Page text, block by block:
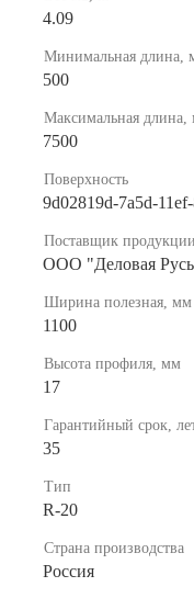
4.09
Минимальная длина,
500
Максимальная длина,
7500
Поверхность
9d02819d-7a5d-
Поставщик продукции
ООО "Деловая
Ширина полезная, мм
1100
Высота профиля, мм
17
Гарантийный срок,
35
Тип
R-20
Страна производства
Россия